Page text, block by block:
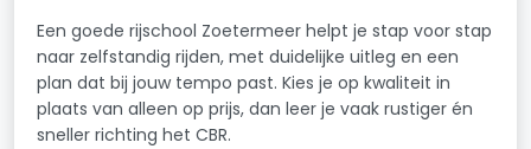
Een goede rijschool Zoetermeer helpt je stap voor stap
naar zelfstandig rijden, met duidelijke uitleg en een
plan dat bij jouw tempo past. Kies je op kwaliteit in
plaats van alleen op prijs, dan leer je vaak rustiger én
sneller richting het CBR.